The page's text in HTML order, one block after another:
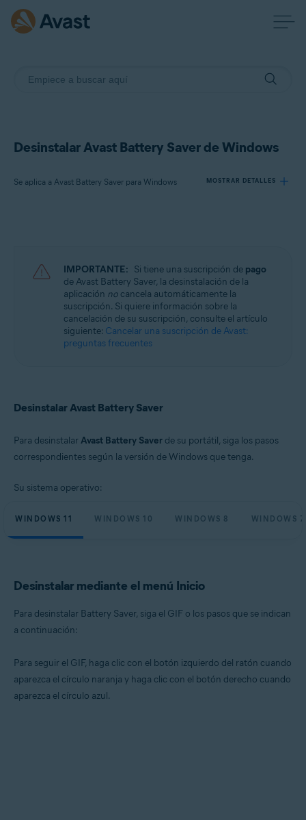
Desinstalar Avast Battery Saver de Windows
Se aplica a Avast Battery Saver para Windows MOSTRAR DETALLES
Sistemas operativos:
Microsoft Windows 11 Home/Pro/Enterprise/Education
Microsoft Windows 10 Home/Pro/Enterprise/Education - 32 o 64 bits
Microsoft Windows 8.1/Pro/Enterprise - 32 o 64 bits
Microsoft Windows 8/Pro/Enterprise - 32 o 64 bits
Microsoft Windows 7 Home Basic/Home
IMPORTANTE: Si tiene una suscripción de pago
de Avast Battery Saver, la desinstalación de la
aplicación no cancela automáticamente la
suscripción. Si quiere información sobre la
cancelación de su suscripción, consulte el artículo
siguiente: Cancelar una suscripción de Avast:
preguntas frecuentes
Desinstalar Avast Battery Saver
Para desinstalarAvast Battery Saver de su portátil, siga los pasos
correspondientes según la versión de Windows que tenga.
Su sistema operativo:
WINDOWS 11 WINDOWS 10 WINDOWS 8 WINDOWS 7
Desinstalar mediante el menú Inicio
Para desinstalar Battery Saver, siga el GIF o los pasos que se indican
a continuación:
Para seguir el GIF, haga clic con el botón izquierdo del ratón cuando
aparezca el círculo naranja y haga clic con el botón derecho cuando
aparezca el círculo azul.